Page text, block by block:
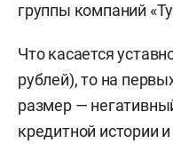
группы компаний
Что касается
рублей), то на
размер —
кредитной истории